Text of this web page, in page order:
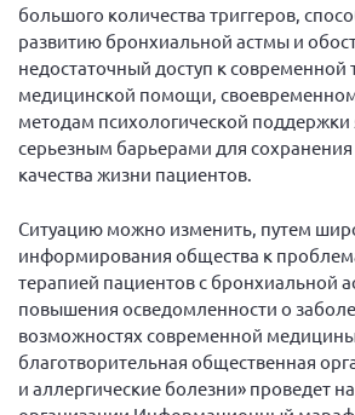
Исследования, аналитика,
Всероссийская онлайн
"Рассеянный склероз. XX лет
ОООИБРС" (25-29.08.2020)
Всероссийская конференция-
"Рассеянный склероз: новые
29.05.2022)
Общероссийская РС
Алтайский край
Архангельская область
большого количества триггеров,
развитию бронхиальной астмы и
недостаточный доступ к современной
медицинской помощи,
методам психологической поддержки
серьезным барьерами для
качества жизни пациентов.
Ситуацию можно изменить, путем
информирования общества к
терапией пациентов с бронхиальной
повышения осведомленности о
возможностях современной
благотворительная общественная
и аллергические болезни» проведет